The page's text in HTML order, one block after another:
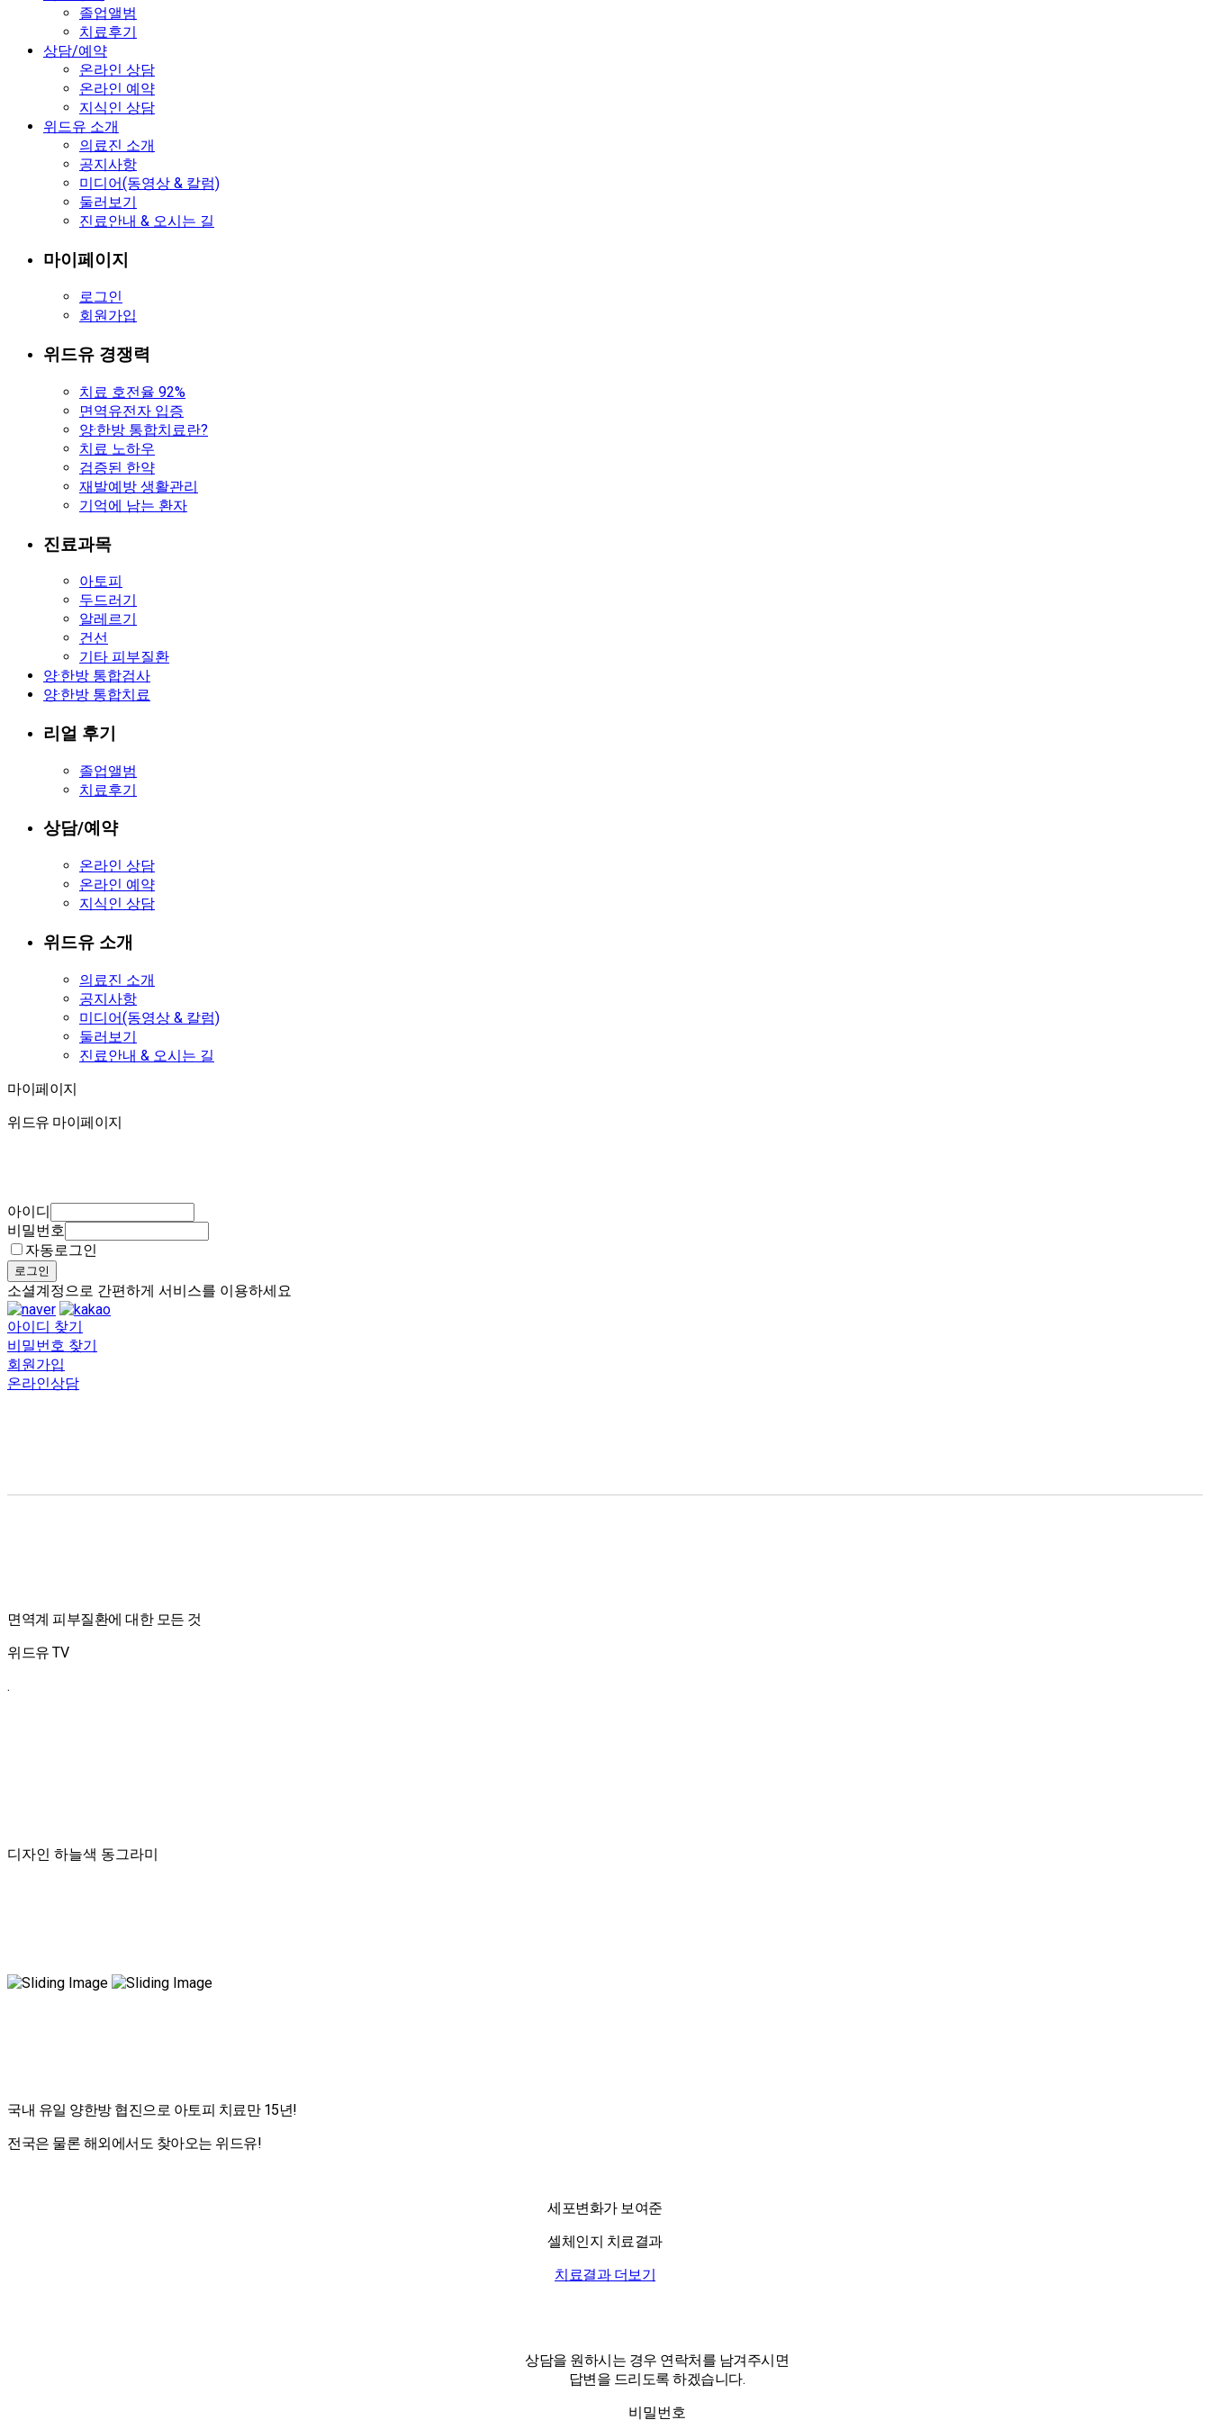
졸업앨범
치료후기
상담/예약
온라인 상담
온라인 예약
지식인 상담
위드유 소개
의료진 소개
공지사항
미디어(동영상 & 칼럼)
둘러보기
진료안내 & 오시는 길
마이페이지
로그인
회원가입
위드유 경쟁력
치료 호전율 92%
면역유전자 입증
양·한방 통합치료란?
치료 노하우
검증된 한약
재발예방 생활관리
기억에 남는 환자
진료과목
아토피
두드러기
알레르기
건선
기타 피부질환
양·한방 통합검사
양·한방 통합치료
리얼 후기
졸업앨범
치료후기
상담/예약
온라인 상담
온라인 예약
지식인 상담
위드유 소개
의료진 소개
공지사항
미디어(동영상 & 칼럼)
둘러보기
진료안내 & 오시는 길
마이페이지
마이페이지
위드유 마이페이지
아이디
비밀번호
자동로그인
로그인
소셜계정으로 간편하게 서비스를 이용하세요
아이디 찾기
비밀번호 찾기
회원가입
온라인상담
면역계 피부질환에 대한 모든 것
위드유 TV
.
디자인 하늘색 동그라미
국내 유일 양한방 협진으로 아토피 치료만 15년!
전국은 물론 해외에서도 찾아오는 위드유!
세포변화가 보여준
셀체인지 치료결과
치료결과 더보기
상담을 원하시는 경우 연락처를 남겨주시면
답변을 드리도록 하겠습니다.
비밀번호